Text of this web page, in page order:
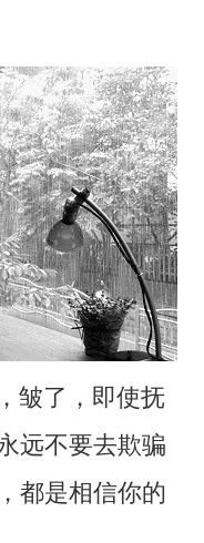
皱了，即使抚
远不要去欺骗
都是相信你的